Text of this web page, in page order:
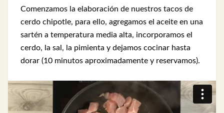
Comenzamos la elaboración de nuestros tacos de
cerdo chipotle, para ello, agregamos el aceite en una
sartén a temperatura media alta, incorporamos el
cerdo, la sal, la pimienta y dejamos cocinar hasta
dorar (10 minutos aproximadamente y reservamos).